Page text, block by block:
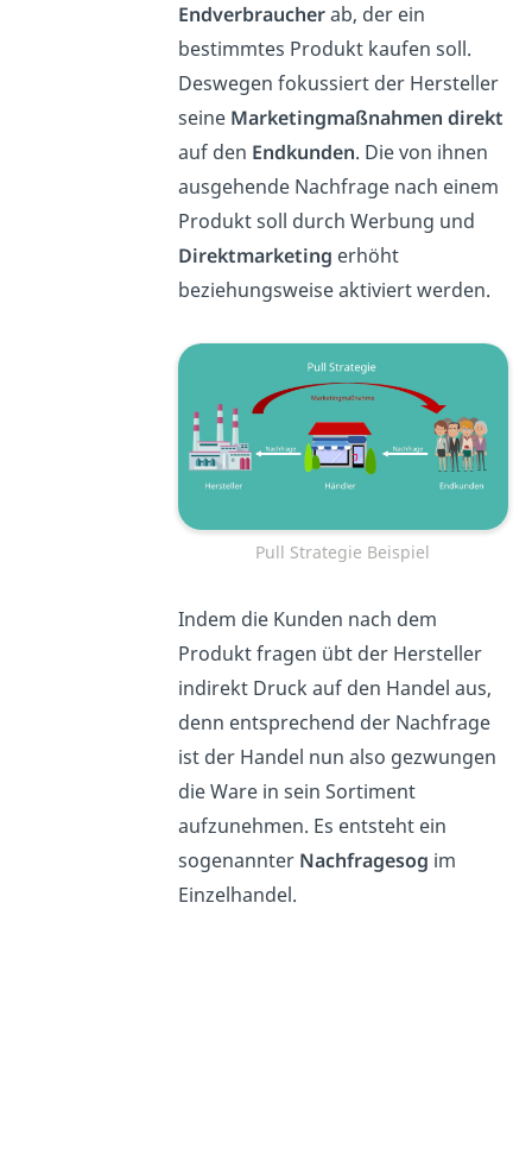
Endverbraucherab, der ein
bestimmtes Produkt kaufen soll.
Deswegen fokussiert der Hersteller
seine Marketingmaßnahmen direkt
auf den Endkunden. Die von ihnen
ausgehende Nachfrage nach einem
Produkt soll durch Werbung und
Direktmarketing erhöht
beziehungsweise aktiviert werden.
Pull Strategie Beispiel
Indem die Kunden nach dem
Produkt fragen übt der Hersteller
indirekt Druck auf den Handel aus,
denn entsprechend der Nachfrage
ist der Handel nun also gezwungen
die Ware in sein Sortiment
aufzunehmen. Es entsteht ein
sogenannter Nachfragesog im
Einzelhandel.